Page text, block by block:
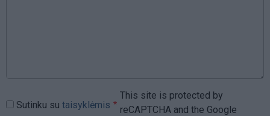
Sutinku su taisyklėmis
This site is protected by
reCAPTCHA and the Google